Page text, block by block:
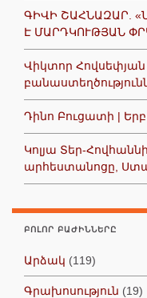
ԳԻՎԻ ՇԱՀՆԱԶԱՐ.
Է ՄԱՐԴԿՈՒԹՅԱՆ
Վիկտոր
Դինո Բուցատի | Երբ
Կոլյա Տեր-
արհեստանոցը,
ԲՈԼՈՐ ԲԱԺԻՆՆԵՐԸ
Արձակ (119)
Գրախոսություն (19)